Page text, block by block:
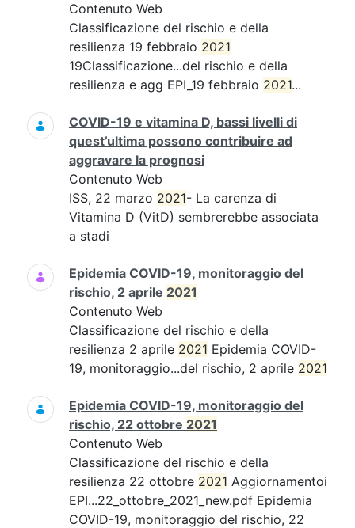
Contenuto Web
Classificazione del rischio e della
resilienza 19 febbraio 2021
19Classificazione...del rischio e della
resilienza e agg EPI_19 febbraio 2021...
COVID-19 e vitamina D, bassi livelli di
quest’ultima possono contribuire ad
aggravare la prognosi
Contenuto Web
ISS, 22 marzo 2021- La carenza di
Vitamina D (VitD) sembrerebbe associata
a stadi
Epidemia COVID-19, monitoraggio del
rischio, 2 aprile 2021
Contenuto Web
Classificazione del rischio e della
resilienza 2 aprile 2021 Epidemia COVID-
19, monitoraggio...del rischio, 2 aprile 2021
Epidemia COVID-19, monitoraggio del
rischio, 22 ottobre 2021
Contenuto Web
Classificazione del rischio e della
resilienza 22 ottobre 2021 Aggiornamentoi
EPI...22_ottobre_2021_new.pdf Epidemia
COVID-19, monitoraggio del rischio, 22